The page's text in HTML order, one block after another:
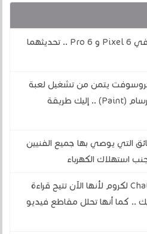
لقد حان وقت نهاية هاتفي Pixel 6 و 6 Pro .. تحديثهما
يتمن من تشغيل لعبة
Doom الأصلية داخل برنامج الرسام (Paint) .. إليك طريقة
التي يوصي بها جميع الفنيين
استهلاك الكهرباء
قم بتحميل إضافة ChatGPT لكروم لأنها الآن تتيح قراءة
.. كما أنها تحلل مقاطع فيديو